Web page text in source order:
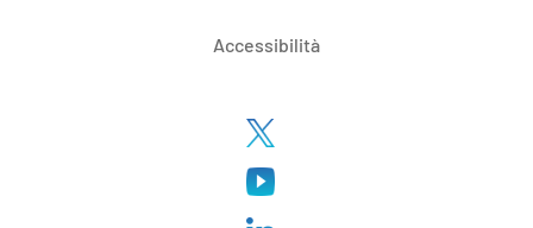
Accessibilità